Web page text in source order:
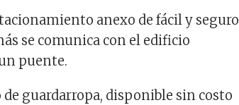
anexo de fácil y seguro
se comunica con el edificio
puente.
guardarropa, disponible sin costo